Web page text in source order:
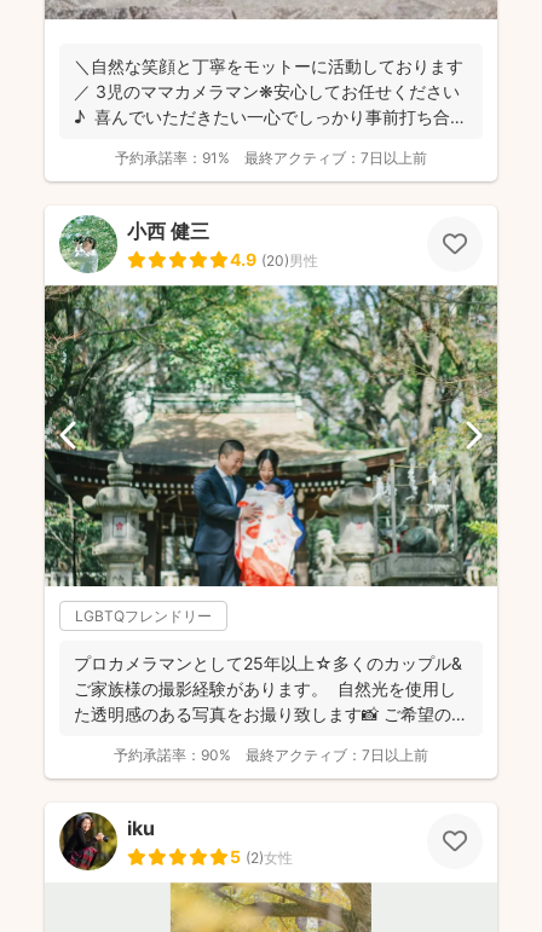
＼自然な笑顔と丁寧をモットーに活動しております
／ 3児のママカメラマン❋安心してお任せください
♪ 喜んでいただきたい一心でしっかり事前打ち合わ
予約承諾率： 91% 最終アクティブ： 7日以上前
小西 健三
4.9 (20)男性
LGBTQフレンドリー
プロカメラマンとして25年以上☆多くのカップル&
ご家族様の撮影経験があります。 自然光を使用し
た透明感のある写真をお撮り致します📸 ご希望の日
予約承諾率： 90% 最終アクティブ： 7日以上前
iku
5 (2)女性